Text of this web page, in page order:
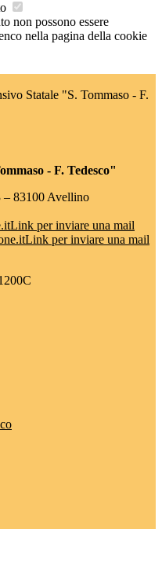
non possono essere
nella pagina della cookie
Statale "S. Tommaso - F.
- F. Tedesco"
– 83100 Avellino
Link per inviare una mail
Link per inviare una mail